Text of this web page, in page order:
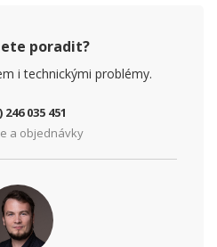
poradit?
i technickými problémy.
246 035 451
a objednávky